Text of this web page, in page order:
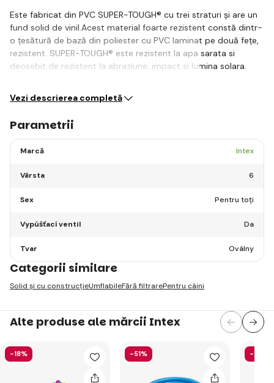
Este fabricat din PVC SUPER-TOUGH® cu trei straturi și are un
fund solid de vinil.Acest material foarte rezistent constă dintr-
o țesătură de bază din poliester cu PVC laminat pe două fețe,
rezistent. SUPER-TOUGH® este rezistent la apa sarata si
deosebit de rezistent la abraziune, impact si lumina solara.
Vezi descrierea completă
Parametrii
Marcă Intex
Vârsta 6
Sex Pentru toți
Vypúšťací ventil Da
Tvar Oválny
Categorii similare
Solid și cu construcțieUmflabileFără filtrarePentru câini
Alte produse ale mărcii Intex
-18% -51% -40%